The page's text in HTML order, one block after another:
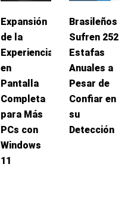
Expansión
de la
Experiencia
en
Pantalla
Completa
para Más
PCs con
Windows
11
Brasileños
Sufren 252
Estafas
Anuales a
Pesar de
Confiar en
su
Detección